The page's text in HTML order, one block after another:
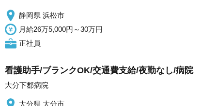
静岡県 浜松市
月給26万5,000円～30万円
正社員
看護助手/ブランクOK/交通費支給/夜勤なし/病院
大分下郡病院
大分県 大分市